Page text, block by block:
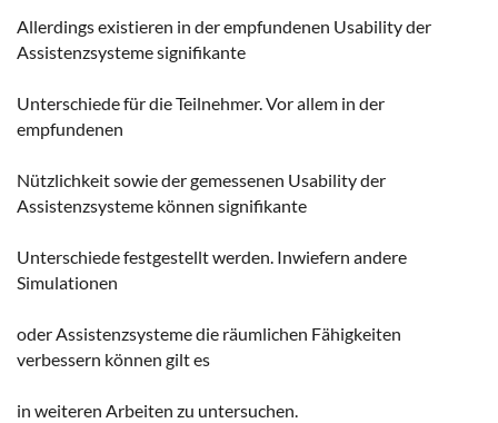
Allerdings existieren in der empfundenen Usability der
Assistenzsysteme signifikante
Unterschiede für die Teilnehmer. Vor allem in der
empfundenen
Nützlichkeit sowie der gemessenen Usability der
Assistenzsysteme können signifikante
Unterschiede festgestellt werden. Inwiefern andere
Simulationen
oder Assistenzsysteme die räumlichen Fähigkeiten
verbessern können gilt es
in weiteren Arbeiten zu untersuchen.